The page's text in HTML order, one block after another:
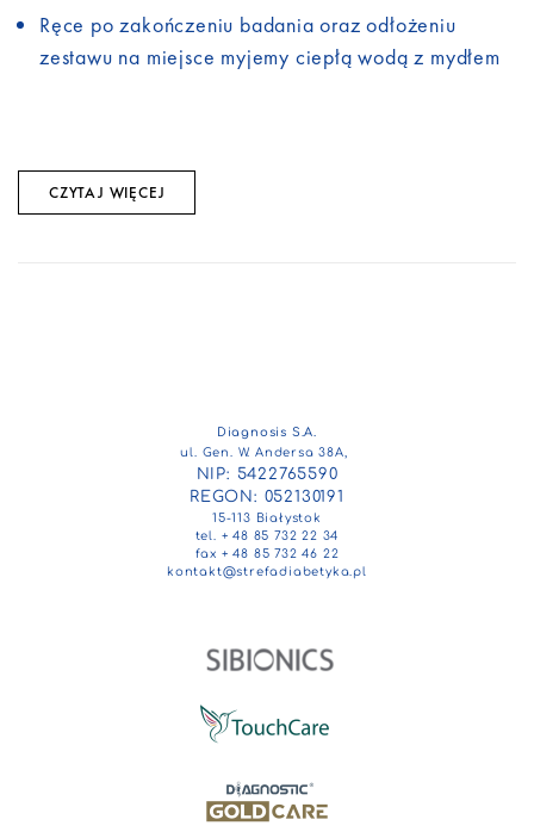
Ręce po zakończeniu badania oraz odłożeniu
zestawu na miejsce myjemy ciepłą wodą z mydłem
CZYTAJ WIĘCEJ
Diagnosis S.A.
ul. Gen. W. Andersa 38A,
NIP: 5422765590
REGON: 052130191
15-113 Białystok
tel. + 48 85 732 22 34
fax + 48 85 732 46 22
kontakt@strefadiabetyka.pl